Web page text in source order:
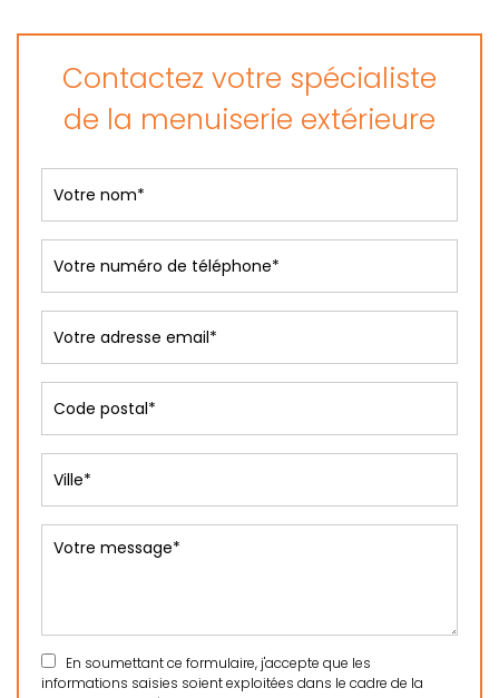
Contactez votre spécialiste
de la menuiserie extérieure
En soumettant ce formulaire, j'accepte que les
informations saisies soient exploitées dans le cadre de la